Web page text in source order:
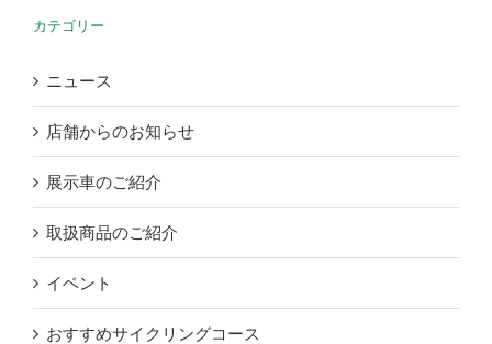
カテゴリー
ニュース
店舗からのお知らせ
展示車のご紹介
取扱商品のご紹介
イベント
おすすめサイクリングコース